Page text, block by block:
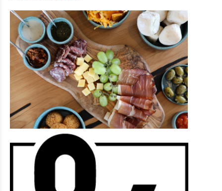
Fahrrad Vermietung
Indoor Aktivitäten
Eat & Sleep
Restaurants
Cafés und Imbisse
Unterkünfte mit Verpflegung
Privatunterkünfte
Weitere
Agenda
News